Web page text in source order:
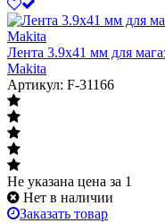
Лента 3.9x41 мм для
Makita
Артикул: F-31166
Не указана цена за 1
Нет в наличии
Заказать товар